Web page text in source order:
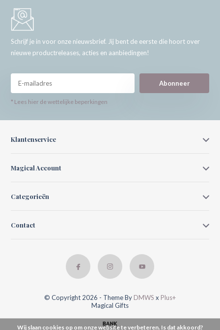
Schrijf je in voor onze nieuwsbrief. Jij bent de eerste die hoort over
nieuwe productreleases, acties en aanbiedingen!
Abonneer
* Lees hier de wettelijke beperkingen
Klantenservice
Magical Account
Categorieën
Contact
© Copyright 2026 - Theme By DMWS x Plus+
Magical Gifts
Wij slaan cookies op om onze website te verbeteren. Is dat akkoord?